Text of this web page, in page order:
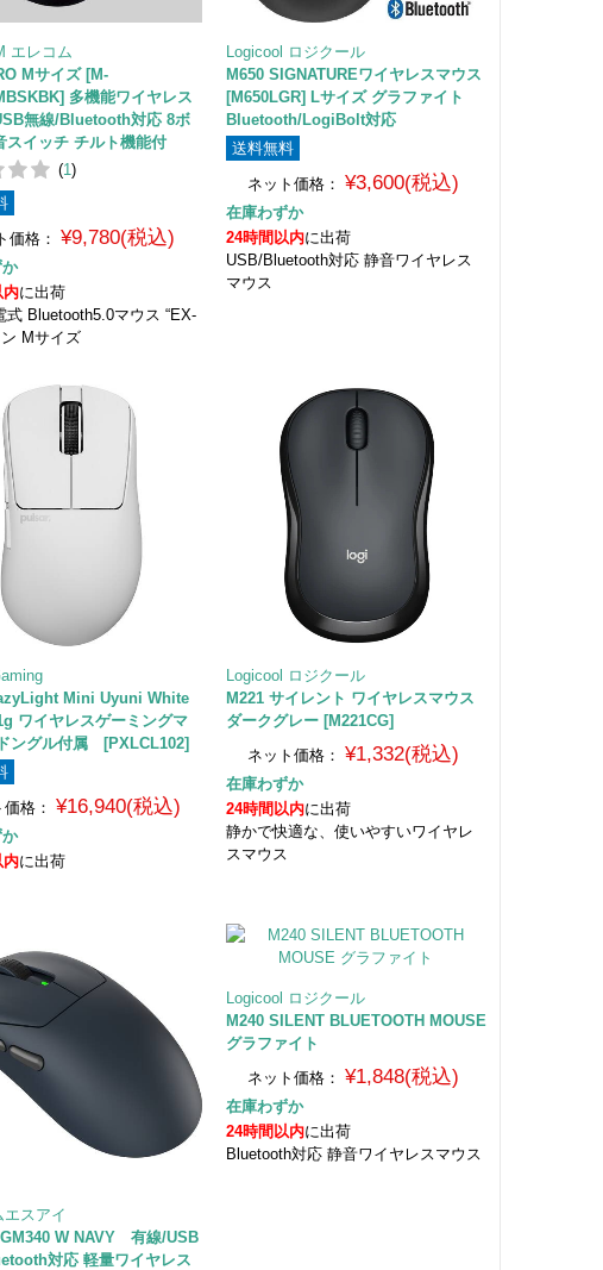
エレコム
Mサイズ [M-
多機能ワイヤレス
無線/Bluetooth対応 8ボ
スイッチ チルト機能付
(1 )
価格：
¥9,780(税込)
か
内に出荷
式 Bluetooth5.0マウス “EX-
Mサイズ
Logicool ロジクール
M650 SIGNATUREワイヤレスマウス
[M650LGR] Lサイズ グラファイト
Bluetooth/LogiBolt対応
送料無料
ネット価格：
¥3,600(税込)
在庫わずか
24時間以内に出荷
USB/Bluetooth対応 静音ワイヤレス
マウス
Mini Uyuni White
ワイヤレスゲーミングマ
ングル付属 [PXLCL102]
格： ¥16,940(税込)
か
内に出荷
Logicool ロジクール
M221 サイレント ワイヤレスマウス
ダークグレー [M221CG]
ネット価格：
¥1,332(税込)
在庫わずか
24時間以内に出荷
静かで快適な、使いやすいワイヤレ
スマウス
エスアイ
GM340 W NAVY 有線/USB
対応 軽量ワイヤレス
Logicool ロジクール
M240 SILENT BLUETOOTH MOUSE
グラファイト
ネット価格：
¥1,848(税込)
在庫わずか
24時間以内に出荷
Bluetooth対応 静音ワイヤレスマウス